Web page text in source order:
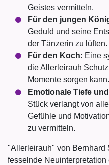
Geistes vermitteln.
Für den jungen
Geduld und seine
der Tänzerin zu lüften.
Für den Koch: Eine
die Allerleirauh
Momente sorgen kann.
Emotionale Tiefe
Stück verlangt von
Gefühle und
zu vermitteln.
"Allerleirauh" von Bernhard
fesselnde